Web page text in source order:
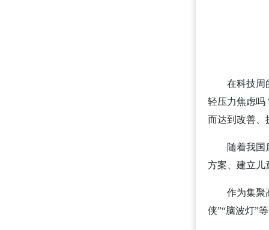
在科技周
轻压力焦虑吗
而达到改善、
随着我国
方案、建立儿
作为集聚
侠”“脑波灯”